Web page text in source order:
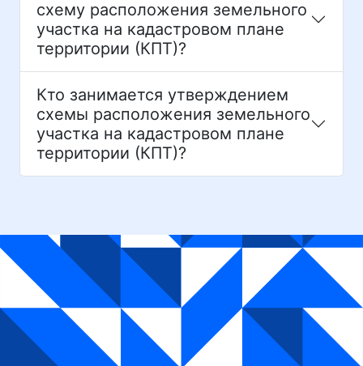
схему расположения земельного
участка на кадастровом плане
территории (КПТ)?
Кто занимается утверждением
схемы расположения земельного
участка на кадастровом плане
территории (КПТ)?